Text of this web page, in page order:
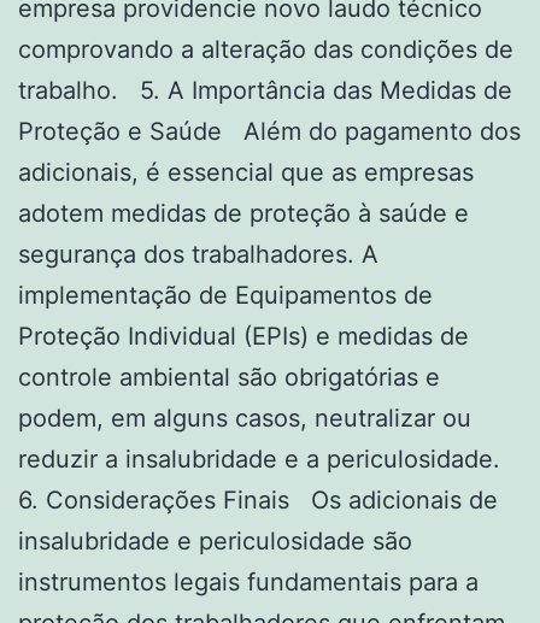
empresa providencie novo laudo técnico
comprovando a alteração das condições de
trabalho. 5. A Importância das Medidas de
Proteção e Saúde Além do pagamento dos
adicionais, é essencial que as empresas
adotem medidas de proteção à saúde e
segurança dos trabalhadores. A
implementação de Equipamentos de
Proteção Individual (EPIs) e medidas de
controle ambiental são obrigatórias e
podem, em alguns casos, neutralizar ou
reduzir a insalubridade e a periculosidade.
6. Considerações Finais Os adicionais de
insalubridade e periculosidade são
instrumentos legais fundamentais para a